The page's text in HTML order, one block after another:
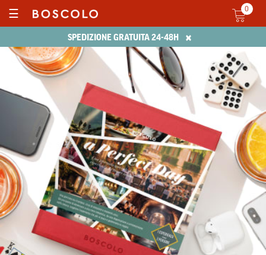
SPEDIZIONE GRATUITA 24-48H ×
☰ 0